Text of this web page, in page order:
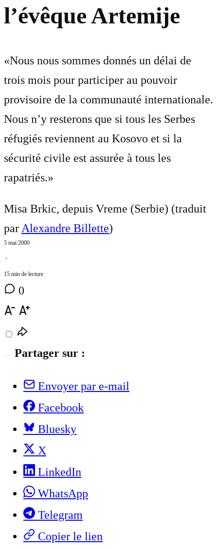
l’évêque Artemije
«Nous nous sommes donnés un délai de
trois mois pour participer au pouvoir
provisoire de la communauté internationale.
Nous n’y resterons que si tous les Serbes
réfugiés reviennent au Kosovo et si la
sécurité civile est assurée à tous les
rapatriés.»
Misa Brkic, depuis Vreme (Serbie) (traduit
parAlexandre Billette)
5 mai 2000
⋅
15 min de lecture
0
Partager sur :
Envoyer par e-mail
Facebook
Bluesky
X
LinkedIn
WhatsApp
Telegram
Copier le lien